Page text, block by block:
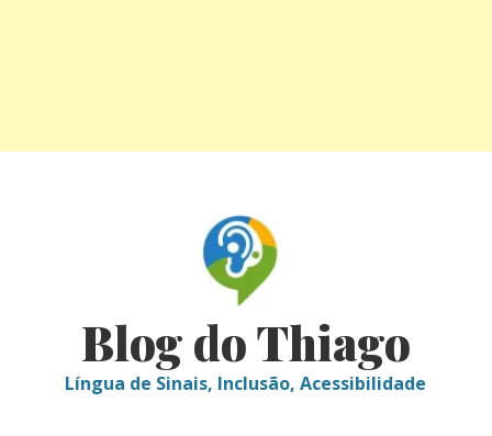
Blog do Thiago
Língua de Sinais, Inclusão, Acessibilidade